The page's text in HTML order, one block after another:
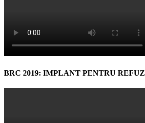
BRC 2019: IMPLANT PENTRU REFUZ